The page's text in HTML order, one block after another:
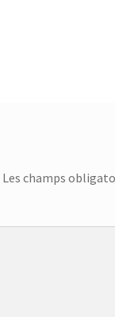
Les champs